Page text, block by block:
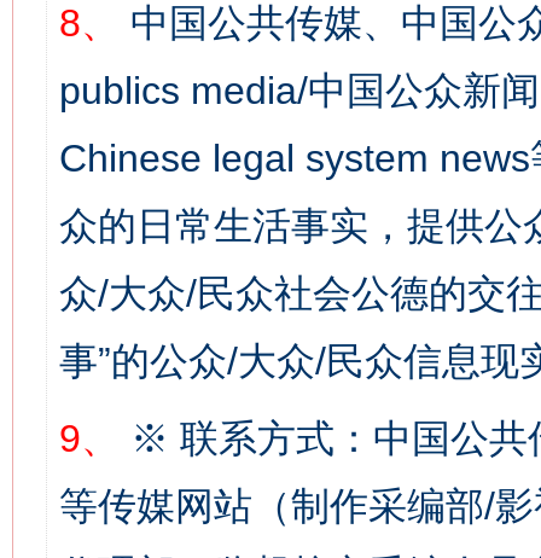
8、
中国公共传媒、中国公
publics media/中国公众新
Chinese legal system
众的日常生活事实，提供
众/大众/民众社会公德的交
事”的公众/大众/民众信息现
9、
※ 联系方式：中国公共
等传媒网站（制作采编部/